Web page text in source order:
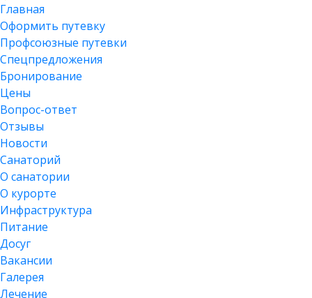
Главная
Оформить путевку
Профсоюзные путевки
Спецпредложения
Бронирование
Цены
Вопрос-ответ
Отзывы
Новости
Санаторий
О санатории
О курорте
Инфраструктура
Питание
Досуг
Вакансии
Галерея
Лечение